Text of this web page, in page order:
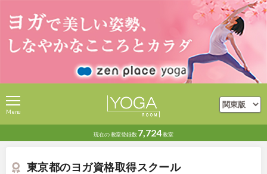
現在の教室登録数 7,724教室
Menu
東京都のヨガ資格取得スクール